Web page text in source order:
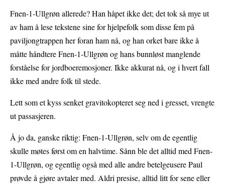
Fnen-1-Ullgrøn allerede? Han håpet ikke det; det tok så mye ut
av ham å lese tekstene sine for hjelpefolk som disse fem på
paviljongtrappen her foran ham nå, og han orket bare ikke å
måtte håndtere Fnen-1-Ullgrøn og hans bunnløst manglende
forståelse for jordboeremosjoner. Ikke akkurat nå, og i hvert fall
ikke med andre folk til stede.
Lett som et kyss senket gravitokopteret seg ned i gresset, vrengte
ut passasjeren.
Å jo da, ganske riktig: Fnen-1-Ullgrøn, selv om de egentlig
skulle møtes først om en halvtime. Sånn ble det alltid med Fnen-
1-Ullgrøn, og egentlig også med alle andre betelgeusere Paul
prøvde å gjøre avtaler med. Aldri presise, alltid litt for sene eller